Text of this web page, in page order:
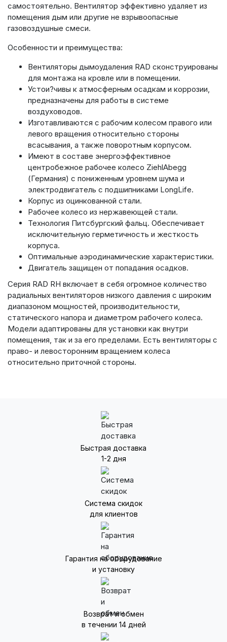
самостоятельно. Вентилятор эффективно удаляет из
помещения дым или другие не взрывоопасные
газовоздушные смеси.
Особенности и преимущества:
Вентиляторы дымоудаления RAD сконструированы
для монтажа на кровле или в помещении.
Устои?чивы к атмосферным осадкам и коррозии,
предназначены для работы в системе
воздуховодов.
Изготавливаются с рабочим колесом правого или
левого вращения относительно стороны
всасывания, а также поворотным корпусом.
Имеют в составе энергоэффективное
центробежное рабочее колесо ZiehlAbegg
(Германия) с пониженным уровнем шума и
электродвигатель с подшипниками LongLife.
Корпус из оцинкованной стали.
Рабочее колесо из нержавеющей стали.
Технология Питсбургский фальц. Обеспечивает
исключительную герметичность и жесткость
корпуса.
Оптимальные аэродинамические характеристики.
Двигатель защищен от попадания осадков.
Серия RAD RH включает в себя огромное количество
радиальных вентиляторов низкого давления с широким
диапазоном мощностей, производительности,
статического напора и диаметром рабочего колеса.
Модели адаптированы для установки как внутри
помещения, так и за его пределами. Есть вентиляторы с
право- и левосторонним вращением колеса
относительно приточной стороны.
Быстрая доставка
1-2 дня
Система скидок
для клиентов
Гарантия на оборудование
и установку
Возврат и обмен
в течении 14 дней